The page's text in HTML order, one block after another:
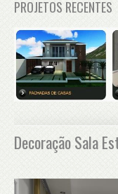
PROJETOS RECENTES
Decoração Sala